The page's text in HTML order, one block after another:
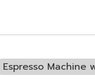
Espresso